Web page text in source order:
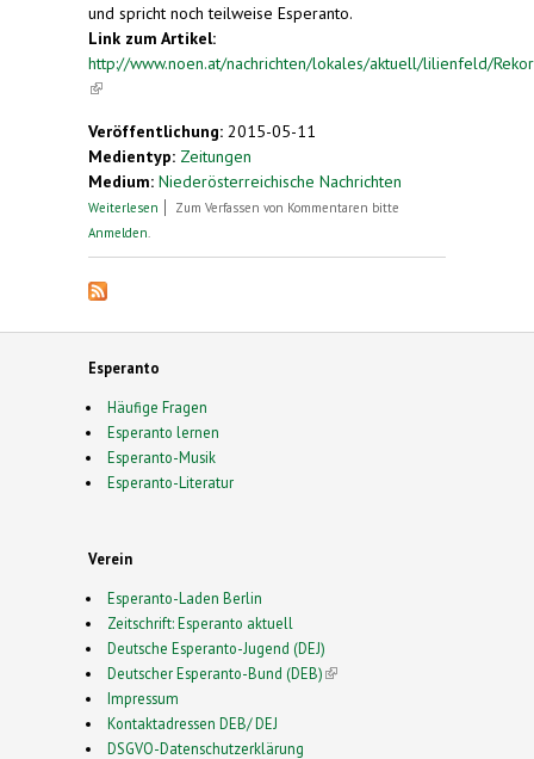
und spricht noch teilweise Esperanto.
Link zum Artikel:
http://www.noen.at/nachrichten/lokales/aktuell/lilienfeld/
(link is external)
Veröffentlichung: 2015-05-11
Medientyp: Zeitungen
Medium: Niederösterreichische Nachrichten
Weiterlesen über Rekordverdächtig: Aktiver Musiker ist über 90
Zum Verfassen von Kommentaren bitte
Anmelden
Esperanto
Häufige Fragen
Esperanto lernen
Esperanto-Musik
Esperanto-Literatur
Verein
Esperanto-Laden Berlin
Zeitschrift: Esperanto aktuell
Deutsche Esperanto-Jugend (DEJ)
Deutscher Esperanto-Bund (DEB)(link is external)
Impressum
Kontaktadressen DEB/ DEJ
DSGVO-Datenschutzerklärung